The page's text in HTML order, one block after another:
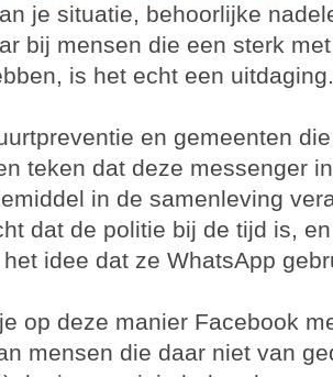
je situatie, behoorlijke
bij mensen die een sterk
is het echt een uitdaging.
en gemeenten
teken dat deze messenger
in de samenleving
dat de politie bij de tijd is,
idee dat ze WhatsApp
op deze manier Facebook
mensen die daar niet van